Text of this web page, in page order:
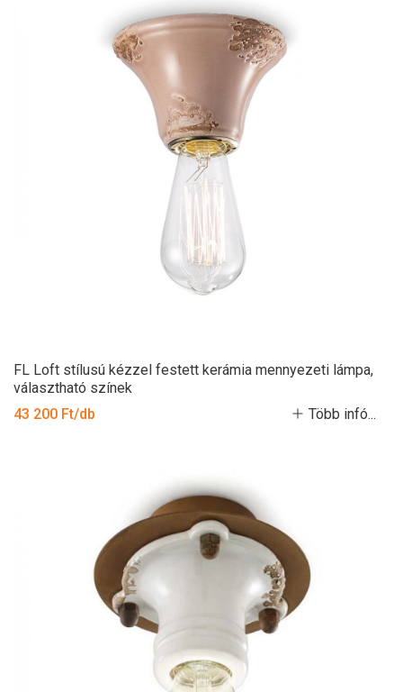
FL Loft stílusú kézzel festett kerámia mennyezeti lámpa,
választható színek
43 200 Ft/db
Több infó...